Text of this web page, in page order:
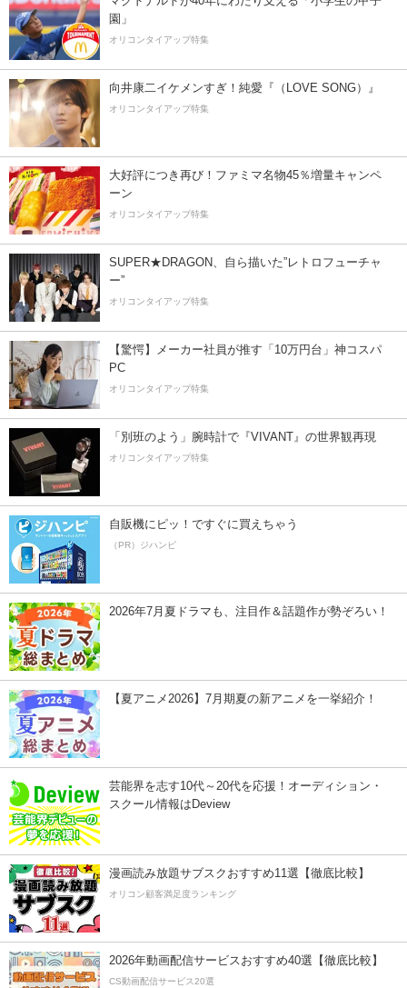
園」
オリコンタイアップ特集
向井康二イケメンすぎ！純愛『（LOVE SONG）』
オリコンタイアップ特集
大好評につき再び！ファミマ名物45％増量キャンペ
ーン
オリコンタイアップ特集
SUPER★DRAGON、自ら描いた”レトロフューチャ
ー”
オリコンタイアップ特集
【驚愕】メーカー社員が推す「10万円台」神コスパ
PC
オリコンタイアップ特集
「別班のよう」腕時計で『VIVANT』の世界観再現
オリコンタイアップ特集
自販機にピッ！ですぐに買えちゃう
（PR）ジハンピ
2026年7月夏ドラマも、注目作＆話題作が勢ぞろい！
【夏アニメ2026】7月期夏の新アニメを一挙紹介！
芸能界を志す10代～20代を応援！オーディション・
スクール情報はDeview
漫画読み放題サブスクおすすめ11選【徹底比較】
オリコン顧客満足度ランキング
2026年動画配信サービスおすすめ40選【徹底比較】
CS動画配信サービス20選